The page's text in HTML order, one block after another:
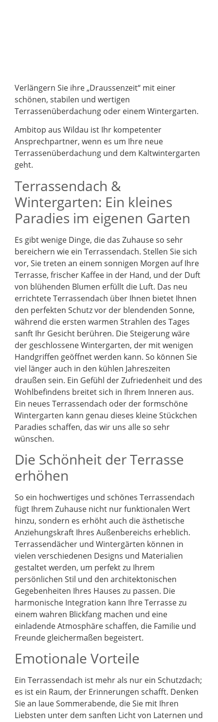
Verlängern Sie ihre „Draussenzeit“ mit einer
schönen, stabilen und wertigen
Terrassenüberdachung oder einem Wintergarten.
Ambitop aus Wildau ist Ihr kompetenter
Ansprechpartner, wenn es um Ihre neue
Terrassenüberdachung und dem Kaltwintergarten
geht.
Terrassendach &
Wintergarten: Ein kleines
Paradies im eigenen Garten
Es gibt wenige Dinge, die das Zuhause so sehr
bereichern wie ein Terrassendach. Stellen Sie sich
vor, Sie treten an einem sonnigen Morgen auf Ihre
Terrasse, frischer Kaffee in der Hand, und der Duft
von blühenden Blumen erfüllt die Luft. Das neu
errichtete Terrassendach über Ihnen bietet Ihnen
den perfekten Schutz vor der blendenden Sonne,
während die ersten warmen Strahlen des Tages
sanft Ihr Gesicht berühren. Die Steigerung wäre
der geschlossene Wintergarten, der mit wenigen
Handgriffen geöffnet werden kann. So können Sie
viel länger auch in den kühlen Jahreszeiten
draußen sein. Ein Gefühl der Zufriedenheit und des
Wohlbefindens breitet sich in Ihrem Inneren aus.
Ein neues Terrassendach oder der formschöne
Wintergarten kann genau dieses kleine Stückchen
Paradies schaffen, das wir uns alle so sehr
wünschen.
Die Schönheit der Terrasse
erhöhen
So ein hochwertiges und schönes Terrassendach
fügt Ihrem Zuhause nicht nur funktionalen Wert
hinzu, sondern es erhöht auch die ästhetische
Anziehungskraft Ihres Außenbereichs erheblich.
Terrassendächer und Wintergärten können in
vielen verschiedenen Designs und Materialien
gestaltet werden, um perfekt zu Ihrem
persönlichen Stil und den architektonischen
Gegebenheiten Ihres Hauses zu passen. Die
harmonische Integration kann Ihre Terrasse zu
einem wahren Blickfang machen und eine
einladende Atmosphäre schaffen, die Familie und
Freunde gleichermaßen begeistert.
Emotionale Vorteile
Ein Terrassendach ist mehr als nur ein Schutzdach;
es ist ein Raum, der Erinnerungen schafft. Denken
Sie an laue Sommerabende, die Sie mit Ihren
Liebsten unter dem sanften Licht von Laternen und